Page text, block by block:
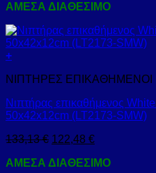
ΑΜΕΣΑ ΔΙΑΘΕΣΙΜΟ
+
ΝΙΠΤΗΡΕΣ ΕΠΙΚΑΘΗΜΕΝΟΙ
Νιπτήρας επικαθήμενος
50x42x12cm (LT2173-SMW)
133,13€ 122,48 €
ΑΜΕΣΑ ΔΙΑΘΕΣΙΜΟ